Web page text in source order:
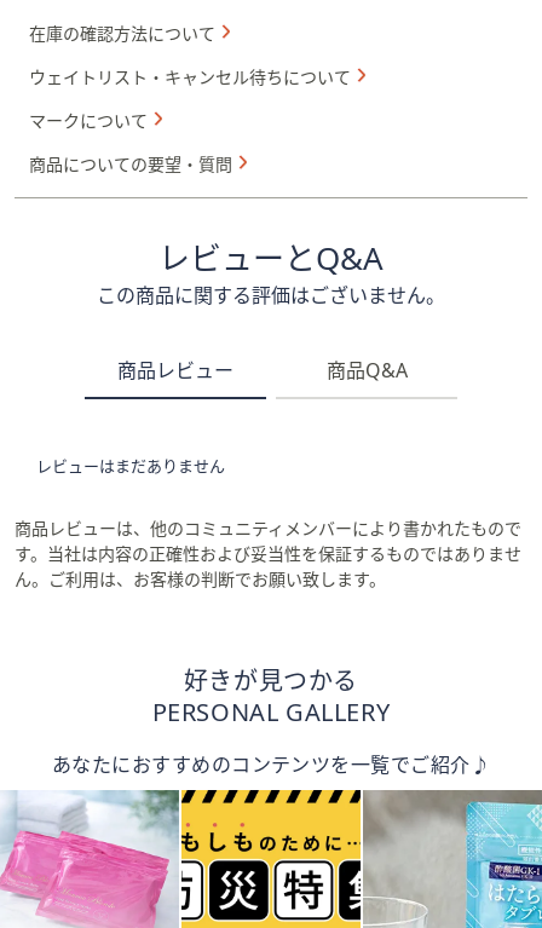
在庫の確認方法について
ウェイトリスト・キャンセル待ちについて
マークについて
商品についての要望・質問
レビューとQ&A
この商品に関する評価はございません。
商品レビュー 商品Q&A
レビューはまだありません
商品レビューは、他のコミュニティメンバーにより書かれたもので
す。当社は内容の正確性および妥当性を保証するものではありませ
ん。ご利用は、お客様の判断でお願い致します。
好きが見つかる
PERSONAL GALLERY
あなたにおすすめのコンテンツを一覧でご紹介♪